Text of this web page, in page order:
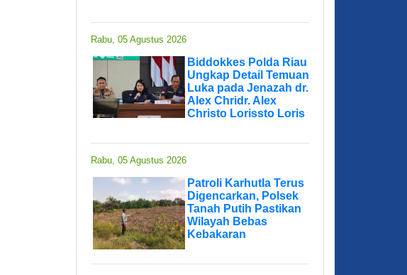
Rabu, 05 Agustus 2026
Biddokkes Polda Riau
Ungkap Detail Temuan
Luka pada Jenazah dr.
Alex Chridr. Alex
Christo Lorissto Loris
Rabu, 05 Agustus 2026
Patroli Karhutla Terus
Digencarkan, Polsek
Tanah Putih Pastikan
Wilayah Bebas
Kebakaran